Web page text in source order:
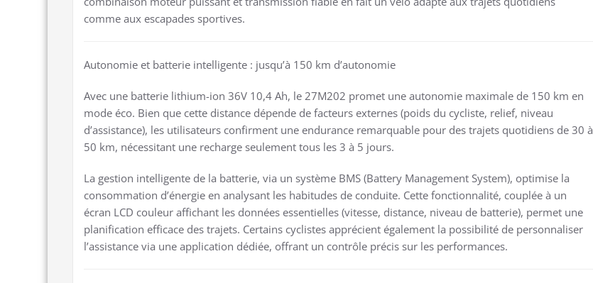
comme aux escapades sportives.
Autonomie et batterie intelligente : jusqu’à 150 km d’autonomie
Avec une batterie lithium-ion 36V 10,4 Ah, le 27M202 promet une autonomie maximale de 150 km en
mode éco. Bien que cette distance dépende de facteurs externes (poids du cycliste, relief, niveau
d’assistance), les utilisateurs confirment une endurance remarquable pour des trajets quotidiens de 30 à
50 km, nécessitant une recharge seulement tous les 3 à 5 jours.
La gestion intelligente de la batterie, via un système BMS (Battery Management System), optimise la
consommation d’énergie en analysant les habitudes de conduite. Cette fonctionnalité, couplée à un
écran LCD couleur affichant les données essentielles (vitesse, distance, niveau de batterie), permet une
planification efficace des trajets. Certains cyclistes apprécient également la possibilité de personnaliser
l’assistance via une application dédiée, offrant un contrôle précis sur les performances.